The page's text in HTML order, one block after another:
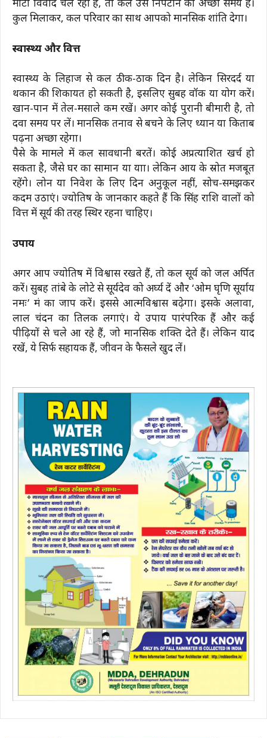
मोटा विवाद चल रहा है, तो कल उसे निपटाने का अच्छा समय है।
कुल मिलाकर, कल परिवार का साथ आपको मानसिक शांति देगा।
स्वास्थ्य और वित्त
स्वास्थ्य के लिहाज से कल ठीक-ठाक दिन है। लेकिन सिरदर्द या
थकान की शिकायत हो सकती है, इसलिए सुबह वॉक या योग करें।
खान-पान में तेल-मसाले कम रखें। अगर कोई पुरानी बीमारी है, तो
दवा समय पर लें। मानसिक तनाव से बचने के लिए ध्यान या किताब
पढ़ना अच्छा रहेगा।
पैसे के मामले में कल सावधानी बरतें। कोई अप्रत्याशित खर्च हो
सकता है, जैसे घर का सामान या यात्रा। लेकिन आय के स्रोत मजबूत
रहेंगे। लोन या निवेश के लिए दिन अनुकूल नहीं, सोच-समझकर
कदम उठाएं। ज्योतिष के जानकार कहते हैं कि सिंह राशि वालों को
वित्त में सूर्य की तरह स्थिर रहना चाहिए।
उपाय
अगर आप ज्योतिष में विश्वास रखते हैं, तो कल सूर्य को जल अर्पित
करें। सुबह तांबे के लोटे से सूर्यदेव को अर्घ्य दें और ‘ओम घृणि सूर्याय
नमः’ मंत्र का जाप करें। इससे आत्मविश्वास बढ़ेगा। इसके अलावा,
लाल चंदन का तिलक लगाएं। ये उपाय पारंपरिक हैं और कई
पीढ़ियों से चले आ रहे हैं, जो मानसिक शक्ति देते हैं। लेकिन याद
रखें, ये सिर्फ सहायक हैं, जीवन के फैसले खुद लें।